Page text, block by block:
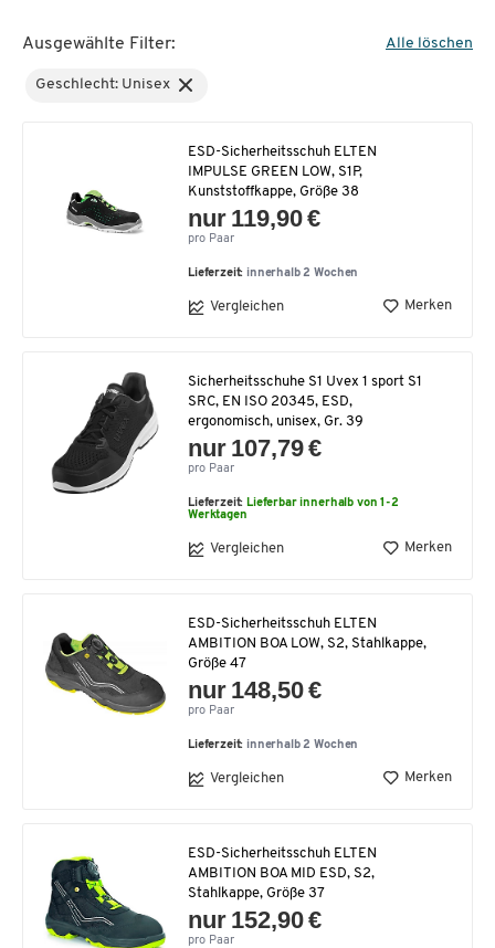
Ausgewählte Filter: Alle löschen
Geschlecht: Unisex
ESD-Sicherheitsschuh ELTEN
IMPULSE GREEN LOW, S1P,
Kunststoffkappe, Größe 38
nur 119,90 €
pro Paar
Lieferzeit: innerhalb 2 Wochen
Vergleichen Merken
Sicherheitsschuhe S1 Uvex 1 sport S1
SRC, EN ISO 20345, ESD,
ergonomisch, unisex, Gr. 39
nur 107,79 €
pro Paar
Lieferzeit: Lieferbar innerhalb von 1-2
Werktagen
Vergleichen Merken
ESD-Sicherheitsschuh ELTEN
AMBITION BOA LOW, S2, Stahlkappe,
Größe 47
nur 148,50 €
pro Paar
Lieferzeit: innerhalb 2 Wochen
Vergleichen Merken
ESD-Sicherheitsschuh ELTEN
AMBITION BOA MID ESD, S2,
Stahlkappe, Größe 37
nur 152,90 €
pro Paar